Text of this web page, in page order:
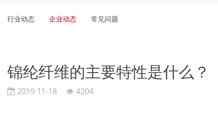
行业动态 企业动态 常见问题
锦纶纤维的主要特性是什么？
2019-11-18 4204